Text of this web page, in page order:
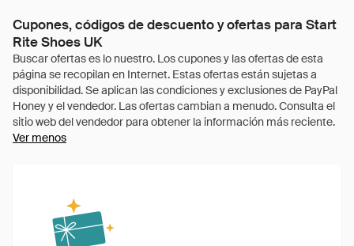
Cupones, códigos de descuento y ofertas para Start
Rite Shoes UK
Ver menos